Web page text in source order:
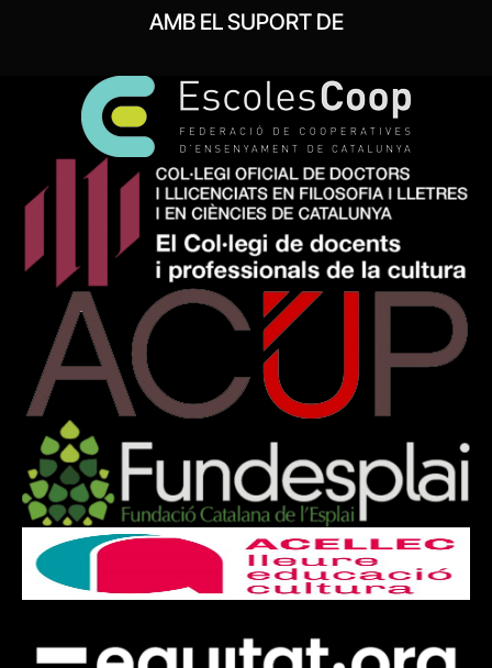
AMB EL SUPORT DE